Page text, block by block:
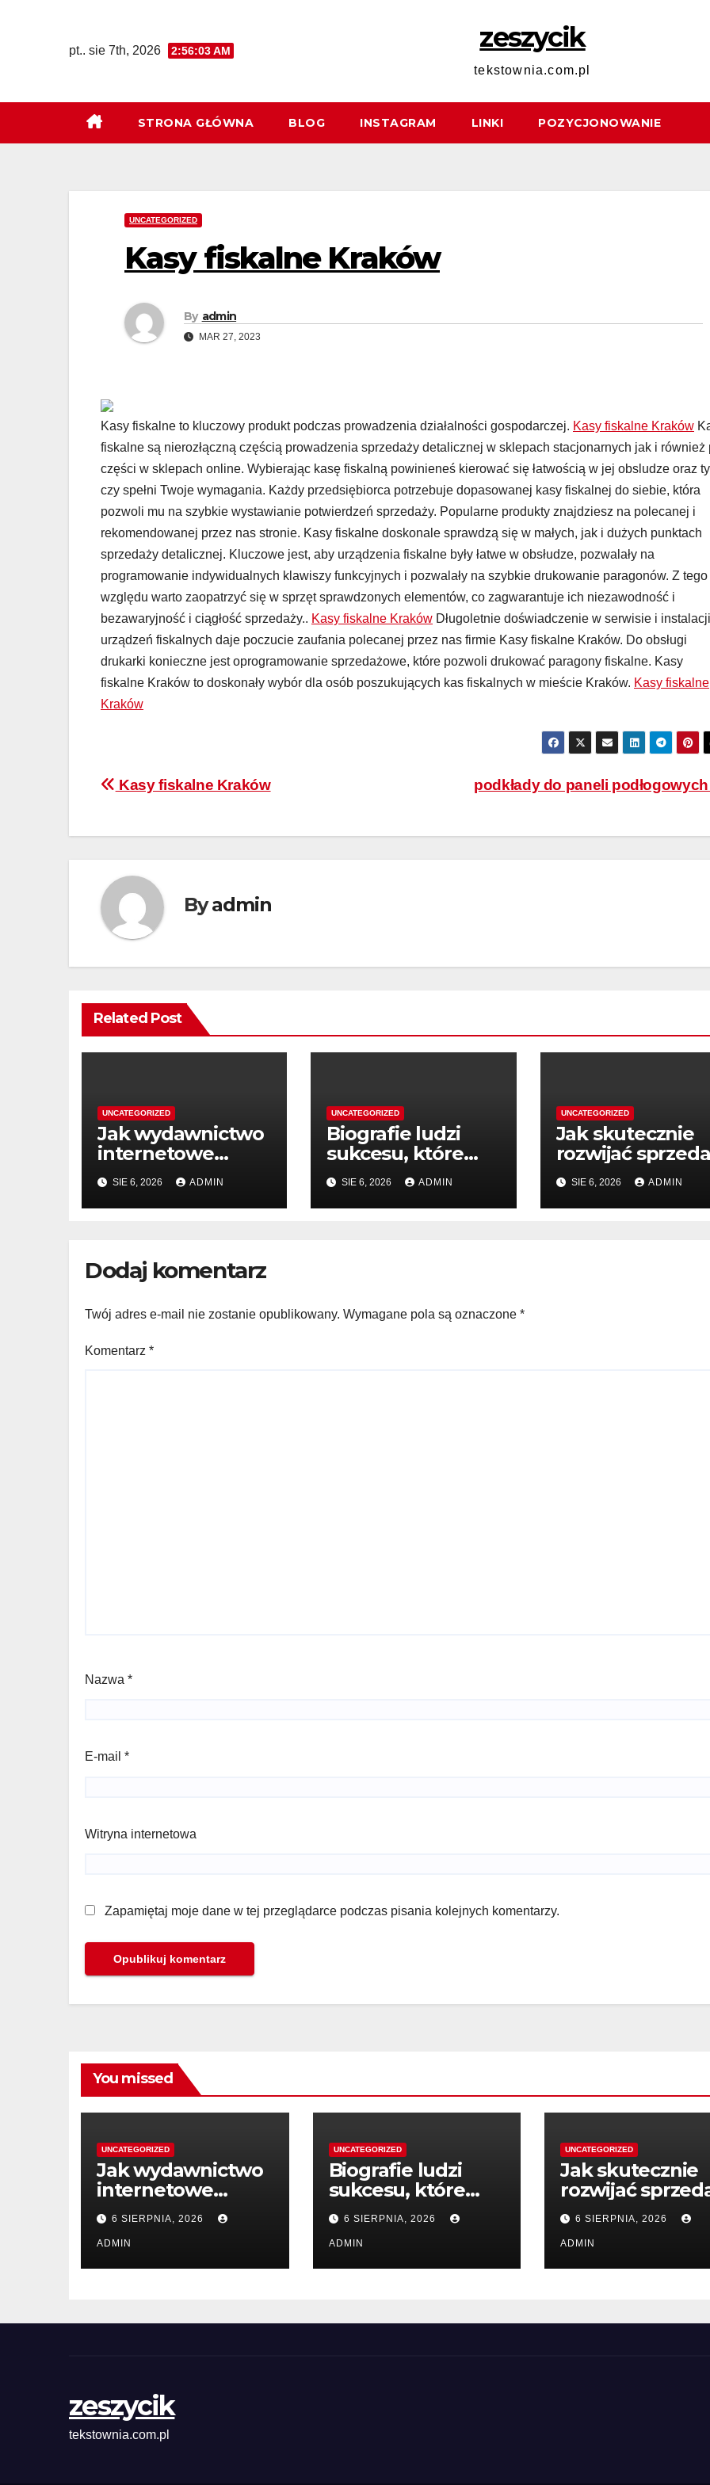
pt.. sie 7th, 2026 2:56:04 AM zeszycik
tekstownia.com.pl
STRONA GŁÓWNA BLOG INSTAGRAM LINKI POZYCJONOWANIE
UNCATEGORIZED
Kasy fiskalne Kraków
By admin
MAR 27, 2023
Kasy fiskalne to kluczowy produkt podczas prowadzenia działalności gospodarczej. Kasy fiskalne Kraków
fiskalne są nierozłączną częścią prowadzenia sprzedaży detalicznej w sklepach stacjonarnych jak i również
części w sklepach online. Wybierając kasę fiskalną powinieneś kierować się łatwością w jej obsludze oraz
czy spełni Twoje wymagania. Każdy przedsiębiorca potrzebuje dopasowanej kasy fiskalnej do siebie, która
pozwoli mu na szybkie wystawianie potwierdzeń sprzedaży. Popularne produkty znajdziesz na polecanej i
rekomendowanej przez nas stronie. Kasy fiskalne doskonale sprawdzą się w małych, jak i dużych punktach
sprzedaży detalicznej. Kluczowe jest, aby urządzenia fiskalne były łatwe w obsłudze, pozwalały na
programowanie indywidualnych klawiszy funkcyjnych i pozwalały na szybkie drukowanie paragonów. Z tego
względu warto zaopatrzyć się w sprzęt sprawdzonych elementów, co zagwarantuje ich niezawodność i
bezawaryjność i ciągłość sprzedaży.. Kasy fiskalne Kraków Długoletnie doświadczenie w serwisie i instalacji
urządzeń fiskalnych daje poczucie zaufania polecanej przez nas firmie Kasy fiskalne Kraków. Do obsługi
drukarki konieczne jest oprogramowanie sprzedażowe, które pozwoli drukować paragony fiskalne. Kasy
fiskalne Kraków to doskonały wybór dla osób poszukujących kas fiskalnych w mieście Kraków. Kasy fiskalne
Kraków
Nawigacja
podkłady do paneli
Kasy fiskalne Kraków
Byadmin
Related Post
UNCATEGORIZED
Jak wydawnictwo
internetowe
ułatwia zakup
książek
SIE 6, 2026 ADMIN
UNCATEGORIZED
Biografie ludzi
sukcesu, które
inspirują do
działania
SIE 6, 2026 ADMIN
UNCATEGORIZED
Jak skutecznie
rozwijać
dzięki wiedzy
SIE 6, 2026 ADMIN
Dodaj komentarz
Twój adres e-mail nie zostanie opublikowany. Wymagane pola są oznaczone *
Komentarz *
Nazwa *
E-mail *
Witryna internetowa
Zapamiętaj moje dane w tej przeglądarce podczas pisania kolejnych komentarzy.
You missed
UNCATEGORIZED
Jak wydawnictwo
internetowe
ułatwia zakup
książek
6 SIERPNIA, 2026
ADMIN
UNCATEGORIZED
Biografie ludzi
sukcesu, które
inspirują do
działania
6 SIERPNIA, 2026
ADMIN
UNCATEGORIZED
Jak skutecznie
rozwijać
dzięki wiedzy
6 SIERPNIA, 2026
ADMIN
zeszycik
tekstownia.com.pl